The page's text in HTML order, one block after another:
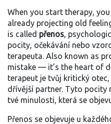
When you start therapy,
already projecting old
is called přenos,
pocity, očekávání nebo
terapeuta. Also known as
mistake — it’s the heart of
terapeut je tvůj kritický
dřívější partner. Tyto pocity
tvé minulosti, která se
Přenos se objevuje u